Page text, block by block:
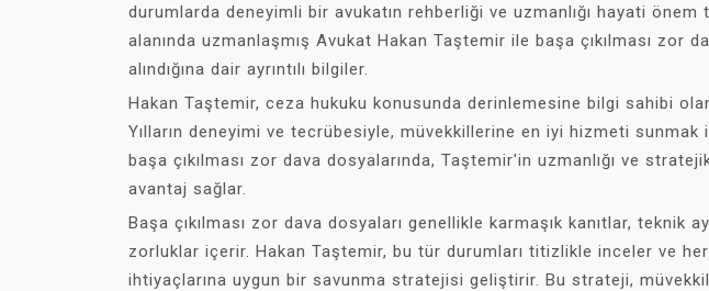
durumlarda deneyimli bir avukatın rehberliği ve uzmanlığı hayati önem
alanında uzmanlaşmış Avukat Hakan Taştemir ile başa çıkılması zor
alındığına dair ayrıntılı bilgiler.
Hakan Taştemir, ceza hukuku konusunda derinlemesine bilgi sahibi
Yılların deneyimi ve tecrübesiyle, müvekkillerine en iyi hizmeti sunmak
başa çıkılması zor dava dosyalarında, Taştemir'in uzmanlığı ve
avantaj sağlar.
Başa çıkılması zor dava dosyaları genellikle karmaşık kanıtlar, teknik
zorluklar içerir. Hakan Taştemir, bu tür durumları titizlikle inceler ve
ihtiyaçlarına uygun bir savunma stratejisi geliştirir. Bu strateji,